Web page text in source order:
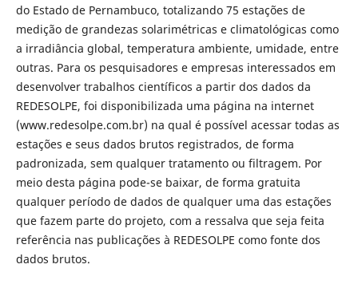
do Estado de Pernambuco, totalizando 75 estações de
medição de grandezas solarimétricas e climatológicas como
a irradiância global, temperatura ambiente, umidade, entre
outras. Para os pesquisadores e empresas interessados em
desenvolver trabalhos científicos a partir dos dados da
REDESOLPE, foi disponibilizada uma página na internet
(www.redesolpe.com.br) na qual é possível acessar todas as
estações e seus dados brutos registrados, de forma
padronizada, sem qualquer tratamento ou filtragem. Por
meio desta página pode-se baixar, de forma gratuita
qualquer período de dados de qualquer uma das estações
que fazem parte do projeto, com a ressalva que seja feita
referência nas publicações à REDESOLPE como fonte dos
dados brutos.